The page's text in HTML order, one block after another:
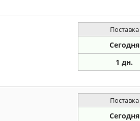
Поставка
Сегодня
1 дн.
Поставка
Сегодня